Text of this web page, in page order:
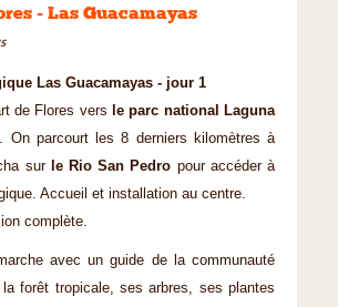
- Las Guacamayas
Las Guacamayas - jour 1
de Flores vers
le parc national Laguna
On parcourt les 8 derniers kilomètres à
sur le Rio San Pedro pour accéder à
Accueil et installation au centre.
complète.
avec un guide de la communauté
la forêt tropicale, ses arbres, ses plantes